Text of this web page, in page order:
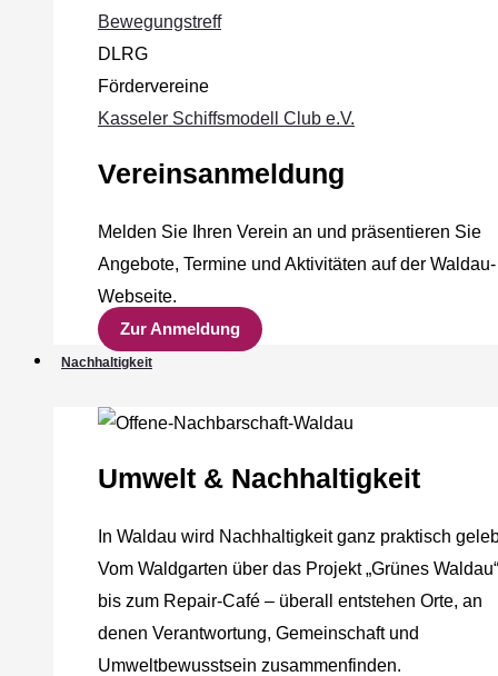
Bewegungstreff
DLRG
Fördervereine
Kasseler Schiffsmodell Club e.V.
Vereinsanmeldung
Melden Sie Ihren Verein an und präsentieren Sie
Angebote, Termine und Aktivitäten auf der Waldau-
Webseite.
Zur Anmeldung
Nachhaltigkeit
Umwelt & Nachhaltigkeit
In Waldau wird Nachhaltigkeit ganz praktisch
Vom Waldgarten über das Projekt „Grünes Waldau“
bis zum Repair-Café – überall entstehen Orte, an
denen Verantwortung, Gemeinschaft und
Umweltbewusstsein zusammenfinden.